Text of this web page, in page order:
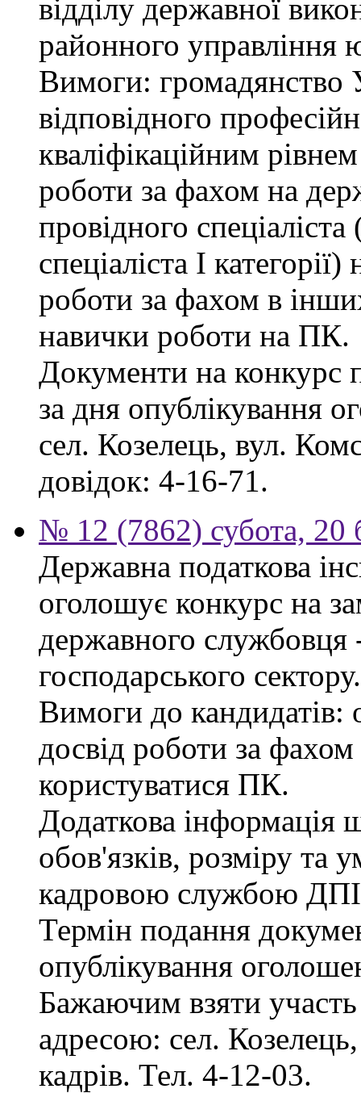
відділу державної
районного управління
Вимоги: громадянство
відповідного
кваліфікаційним
роботи за фахом на
провідного спеціаліста
спеціаліста І
роботи за фахом в
навички роботи на ПК.
Документи на конкурс
за дня опублікування
сел. Козелець, вул.
довідок: 4-16-71.
№ 12 (7862) субота, 20
Державна податкова
оголошує конкурс на
державного службовця
господарського сектору.
Вимоги до кандидатів:
досвід роботи за
користуватися ПК.
Додаткова інформація
обов'язків, розміру та
кадровою службою
Термін подання
опублікування
Бажаючим взяти участь
адресою: сел.
кадрів. Тел. 4-12-03.